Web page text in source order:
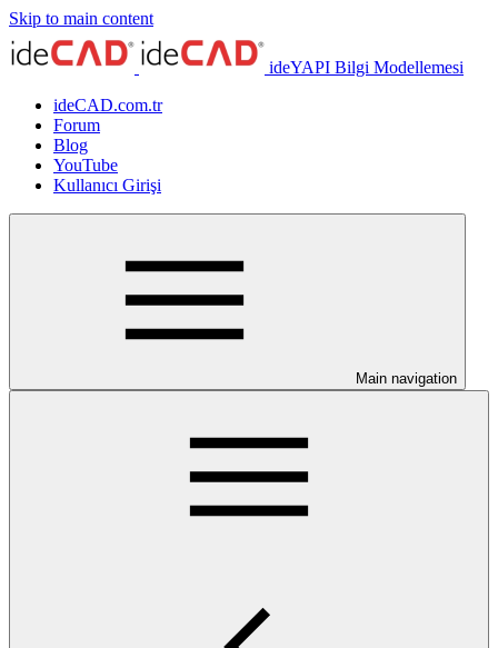
Skip to main content
ideYAPI Bilgi Modellemesi
ideCAD.com.tr
Forum
Blog
YouTube
Kullanıcı Girişi
Main navigation